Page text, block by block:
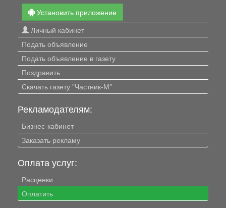
Установить приложение
Личный кабинет
Подать объявление
Подать объявление в газету
Поздравить
Скачать газету "Частник-М"
Рекламодателям:
Бизнес-кабинет
Заказать рекламу
Оплата услуг:
Расценки
Оплатить